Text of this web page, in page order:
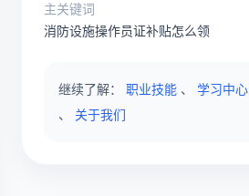
主关键词
消防设施操作员证补贴怎么领
继续了解： 职业技能 、 学习中心
、 关于我们